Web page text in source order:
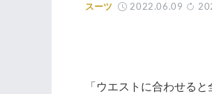
スーツ 2022.06.09
「ウエストに合わせる